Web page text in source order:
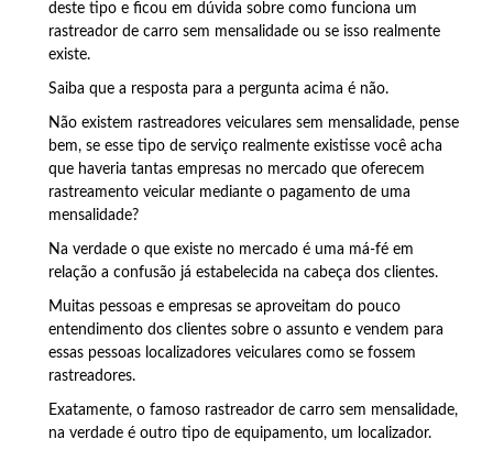
deste tipo e ficou em dúvida sobre como funciona um
rastreador de carro sem mensalidade ou se isso realmente
existe.
Saiba que a resposta para a pergunta acima é não.
Não existem rastreadores veiculares sem mensalidade, pense
bem, se esse tipo de serviço realmente existisse você acha
que haveria tantas empresas no mercado que oferecem
rastreamento veicular mediante o pagamento de uma
mensalidade?
Na verdade o que existe no mercado é uma má-fé em
relação a confusão já estabelecida na cabeça dos clientes.
Muitas pessoas e empresas se aproveitam do pouco
entendimento dos clientes sobre o assunto e vendem para
essas pessoas localizadores veiculares como se fossem
rastreadores.
Exatamente, o famoso rastreador de carro sem mensalidade,
na verdade é outro tipo de equipamento, um localizador.